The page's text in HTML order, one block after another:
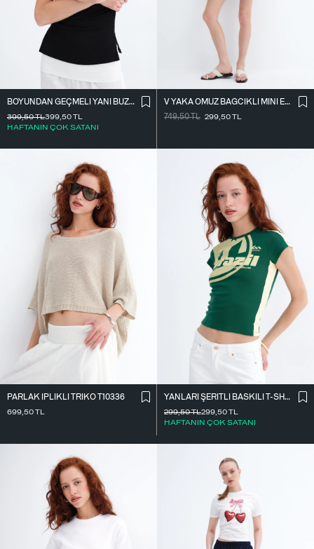
BOYUNDAN GEÇMELI YANI BÜZGÜLÜ BLUZ A390
399,50TL
HAFTANIN ÇOK SATANI
399,50TL
V YAKA OMUZ BAĞCIKLI MINI ELBISE E3394
749,50TL 299,50TL
PARLAK İ̇PLIKLI TRIKO T10336
699,50TL
YANLARI ŞERITLI BASKILI T-SHIRT P9035
299,50TL
HAFTANIN ÇOK SATANI
299,50TL